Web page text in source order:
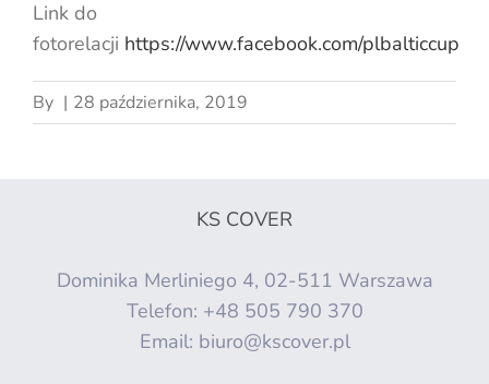
Link do
fotorelacji https://www.facebook.com/plbalticcup
By | 28 października, 2019
KS COVER
Dominika Merliniego 4, 02-511 Warszawa
Telefon: +48 505 790 370
Email: biuro@kscover.pl